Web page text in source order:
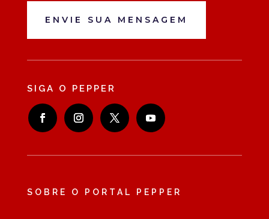
ENVIE SUA MENSAGEM
SIGA O PEPPER
SOBRE O PORTAL PEPPER